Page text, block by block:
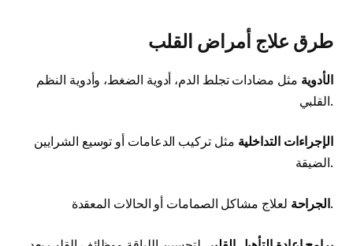
طرق علاج أمراض القلب
الأدوية مثل مضادات تجلط الدم، أدوية الضغط، وأدوية النظم
القلبي.
الإجراءات التداخلية مثل تركيب الدعامات أو توسيع الشرايين
الضيقة.
الجراحةلعلاج مشاكل الصمامات أو الحالات المعقدة.